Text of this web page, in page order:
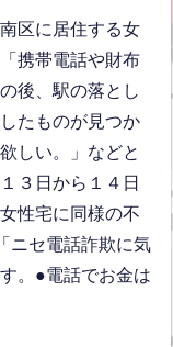
区に居住する女
携帯電話や財布
後、駅の落とし
たものが見つか
しい。」などと
３日から１４日
性宅に同様の不
ニセ電話詐欺に気
。●電話でお金は